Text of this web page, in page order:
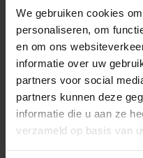
We gebruiken cookies
personaliseren, om
en om ons
informatie over uw
partners voor social
partners kunnen deze
informatie die u aan ze
verzameld op basis van